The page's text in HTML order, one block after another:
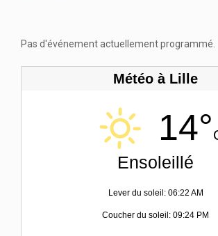
Pas d'événement actuellement programmé.
Météo à Lille
14°
Ensoleillé
Lever du soleil: 06:22 AM
Coucher du soleil: 09:24 PM